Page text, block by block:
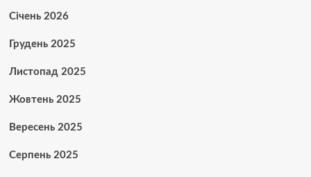
Січень 2026
Грудень 2025
Листопад 2025
Жовтень 2025
Вересень 2025
Серпень 2025